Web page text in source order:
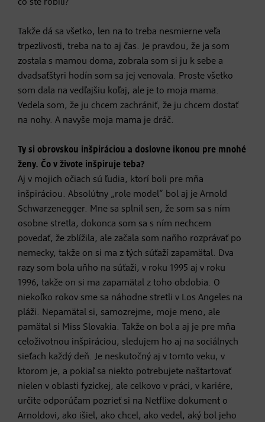
čo ste robili?
Takže dá sa všetko, len na to treba nesmierne veľa
trpezlivosti, treba na to aj čas. Je pravdou, že ja som
zostala s mamou doma, zobrala som si ju k sebe a
dvadsaťštyri hodín som sa jej venovala. Proste všetko
som dala na vedľajšiu koľaj, ale je to moja mama.
Vedela som, že ju chcem zachrániť, že ju chcem dostať
na nohy. A navyše moja mama je dráč.
Ty si obrovskou inšpiráciou a doslovne ikonou pre mnohé
ženy. Čo v živote inšpiruje teba?
Aj v mojich očiach sú ľudia, ktorí boli pre mňa
inšpiráciou. Absolútny „role model“ bol aj je Arnold
Schwarzenegger. Mne sa splnil sen, že som sa s ním
osobne stretla, dokonca som sa s ním nechcem
povedať, že zblížila, ale začala som naňho rozprávať po
nemecky, takže on si ma z tých súťaží zapamätal. Dva
razy som bola uňho na súťaži, v roku 1995 aj v roku
1996, takže on si ma zapamätal z toho obdobia. O
niekoľko rokov sme sa náhodne stretli v Los Angeles na
pláži. Nepamätal si, samozrejme, moje meno, ale
pamätal si Miss Slovakia. Takže on bol a aj je pre mňa
celoživotnou inšpiráciou, sledujem ho aj na sociálnych
sieťach každý deň. Je neskutočný aj v tomto veku, v
ktorom je, a pokiaľ sa niekto potrebujete naštartovať
nielen v oblasti fyzickej, ale celkovo v práci, v kariére,
určite odporúčam pozrieť si na Netflixe dokument o
Arnoldovi, ako išiel, ako chcel, ako vedel, aký bol jeho